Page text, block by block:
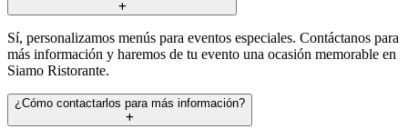
Sí, personalizamos menús para eventos especiales. Contáctanos para
más información y haremos de tu evento una ocasión memorable en
Siamo Ristorante.
¿Cómo contactarlos para más información?